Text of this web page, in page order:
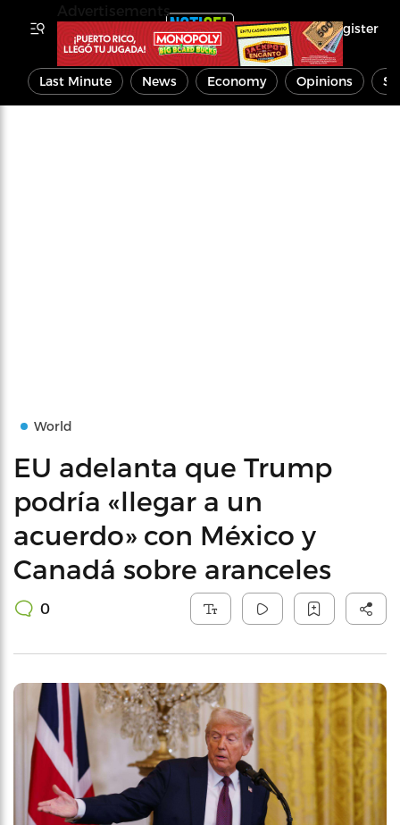
Register
Last Minute News Economy Opinions
World
EU adelanta que Trump
podría «llegar a un
acuerdo» con México y
Canadá sobre aranceles
0
Advertisements